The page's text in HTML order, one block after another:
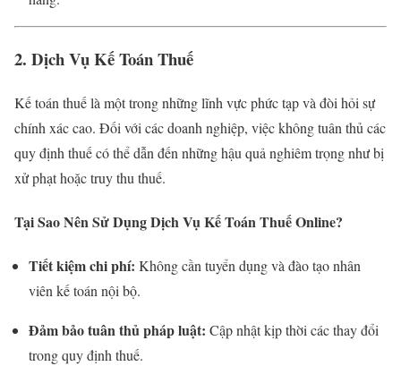
2. Dịch Vụ Kế Toán Thuế
Kế toán thuế là một trong những lĩnh vực phức tạp và đòi hỏi sự
chính xác cao. Đối với các doanh nghiệp, việc không tuân thủ các
quy định thuế có thể dẫn đến những hậu quả nghiêm trọng như bị
xử phạt hoặc truy thu thuế.
Tại Sao Nên Sử Dụng Dịch Vụ Kế Toán Thuế Online?
Tiết kiệm chi phí: Không cần tuyển dụng và đào tạo nhân
viên kế toán nội bộ.
Đảm bảo tuân thủ pháp luật: Cập nhật kịp thời các thay đổi
trong quy định thuế.